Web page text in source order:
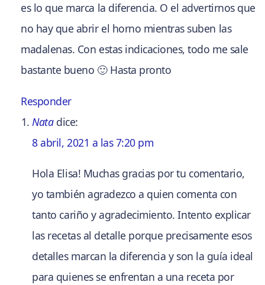
es lo que marca la diferencia. O el advertirnos que
no hay que abrir el horno mientras suben las
madalenas. Con estas indicaciones, todo me sale
bastante bueno 🙂 Hasta pronto
Responder
Nata dice:
8 abril, 2021 a las 7:20 pm
Hola Elisa! Muchas gracias por tu comentario,
yo también agradezco a quien comenta con
tanto cariño y agradecimiento. Intento explicar
las recetas al detalle porque precisamente esos
detalles marcan la diferencia y son la guía ideal
para quienes se enfrentan a una receta por